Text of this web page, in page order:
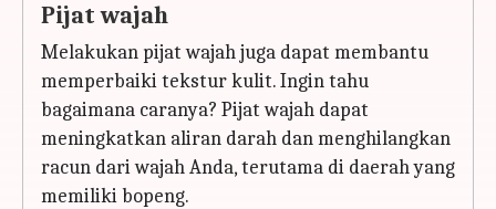
Pijat wajah
Melakukan pijat wajah juga dapat membantu
memperbaiki tekstur kulit. Ingin tahu
bagaimana caranya? Pijat wajah dapat
meningkatkan aliran darah dan menghilangkan
racun dari wajah Anda, terutama di daerah yang
memiliki bopeng.